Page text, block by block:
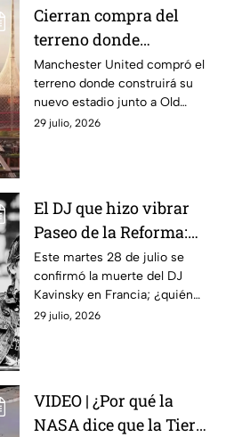
Cierran compra del
terreno donde
construirán nuevo
estadio de equipo de
Primera División con
techo estilo carpa de
Manchester United compró el
terreno donde construirá su
nuevo estadio junto a Old
Trafford; el recinto tendrá
29 julio, 2026
El DJ que hizo vibrar
Paseo de la Reforma:
¿Quién era Kavinsky y
cuáles fueron sus
canciones más
famosas?
Este martes 28 de julio se
confirmó la muerte del DJ
Kavinsky en Francia; ¿quién
era, cuáles son sus canciones
29 julio, 2026
VIDEO | ¿Por qué la
NASA dice que la Tierra